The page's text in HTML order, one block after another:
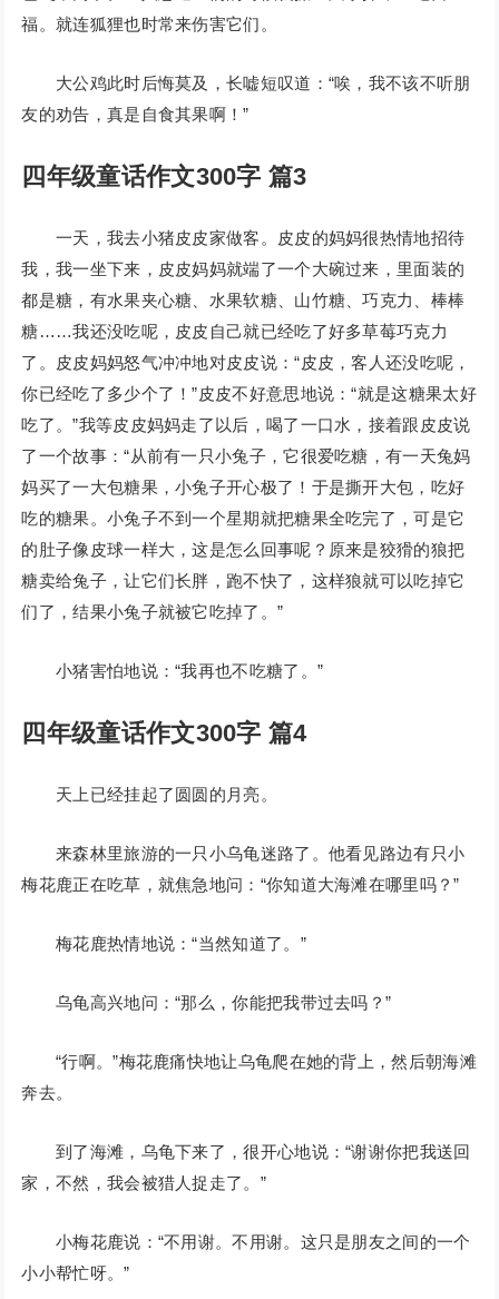
福。就连狐狸也时常来伤害它们。
大公鸡此时后悔莫及，长嘘短叹道：“唉，我不该不听朋
友的劝告，真是自食其果啊！”
四年级童话作文300字 篇3
一天，我去小猪皮皮家做客。皮皮的妈妈很热情地招待
我，我一坐下来，皮皮妈妈就端了一个大碗过来，里面装的
都是糖，有水果夹心糖、水果软糖、山竹糖、巧克力、棒棒
糖……我还没吃呢，皮皮自己就已经吃了好多草莓巧克力
了。皮皮妈妈怒气冲冲地对皮皮说：“皮皮，客人还没吃呢，
你已经吃了多少个了！”皮皮不好意思地说：“就是这糖果太好
吃了。”我等皮皮妈妈走了以后，喝了一口水，接着跟皮皮说
了一个故事：“从前有一只小兔子，它很爱吃糖，有一天兔妈
妈买了一大包糖果，小兔子开心极了！于是撕开大包，吃好
吃的糖果。小兔子不到一个星期就把糖果全吃完了，可是它
的肚子像皮球一样大，这是怎么回事呢？原来是狡猾的狼把
糖卖给兔子，让它们长胖，跑不快了，这样狼就可以吃掉它
们了，结果小兔子就被它吃掉了。”
小猪害怕地说：“我再也不吃糖了。”
四年级童话作文300字 篇4
天上已经挂起了圆圆的月亮。
来森林里旅游的一只小乌龟迷路了。他看见路边有只小
梅花鹿正在吃草，就焦急地问：“你知道大海滩在哪里吗？”
梅花鹿热情地说：“当然知道了。”
乌龟高兴地问：“那么，你能把我带过去吗？”
“行啊。”梅花鹿痛快地让乌龟爬在她的背上，然后朝海滩
奔去。
到了海滩，乌龟下来了，很开心地说：“谢谢你把我送回
家，不然，我会被猎人捉走了。”
小梅花鹿说：“不用谢。不用谢。这只是朋友之间的一个
小小帮忙呀。”